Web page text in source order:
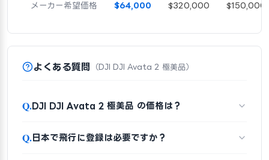
メーカー希望価格 $64,000 $320,000 $150,000
よくある質問 （DJI DJI Avata 2 極美品）
Q.DJI DJI Avata 2 極美品 の価格は？
Q.日本で飛行に登録は必要ですか？